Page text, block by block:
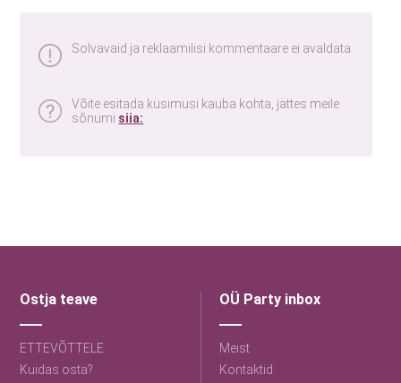
Solvavaid ja reklaamilisi kommentaare ei avaldata
Võite esitada küsimusi kauba kohta, jättes meile
sõnumi siia:
Ostja teave
ETTEVÕTTELE
Kuidas osta?
OÜ Party inbox
Meist
Kontaktid